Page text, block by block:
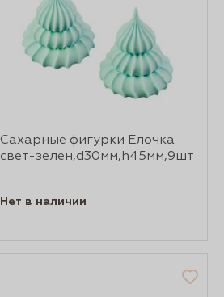
Сахарные фигурки Елочка
свет-зелен,d30мм,h45мм,9шт
Нет в наличии